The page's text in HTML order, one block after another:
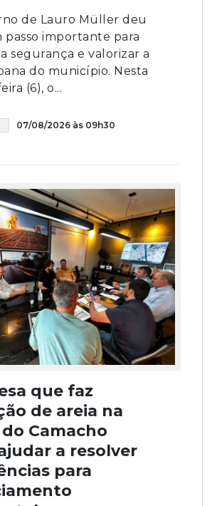
de Lauro Müller deu
passo importante para
segurança e valorizar a
do município. Nesta
(6), o...
07/08/2026 às 09h30
que faz
de areia na
Camacho
a resolver
para